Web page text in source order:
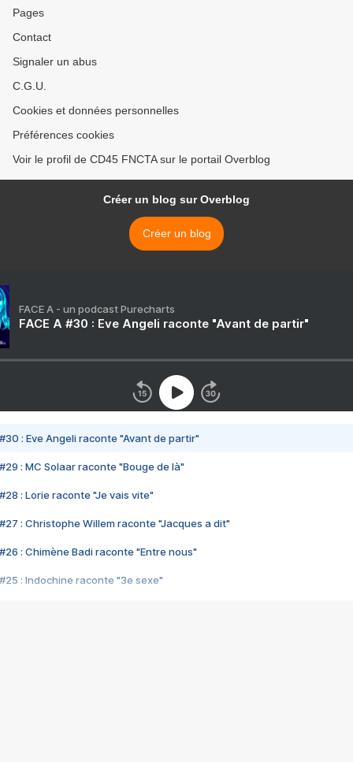
Pages
Contact
Signaler un abus
C.G.U.
Cookies et données personnelles
Préférences cookies
Voir le profil de CD45 FNCTA sur le portail Overblog
Créer un blog sur Overblog
Créer un blog
FACE A - un podcast Purecharts
FACE A #30 : Eve Angeli raconte "Avant de partir"
#30 : Eve Angeli raconte "Avant de partir"
#29 : MC Solaar raconte "Bouge de là"
#28 : Lorie raconte "Je vais vite"
#27 : Christophe Willem raconte "Jacques a dit"
#26 : Chimène Badi raconte "Entre nous"
#25 : Indochine raconte "3e sexe"